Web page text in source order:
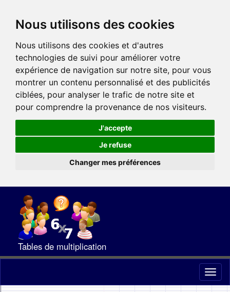
Nous utilisons des cookies
Nous utilisons des cookies et d'autres
technologies de suivi pour améliorer votre
expérience de navigation sur notre site, pour vous
montrer un contenu personnalisé et des publicités
ciblées, pour analyser le trafic de notre site et
pour comprendre la provenance de nos visiteurs.
J'accepte
Je refuse
Changer mes préférences
Tables de multiplication